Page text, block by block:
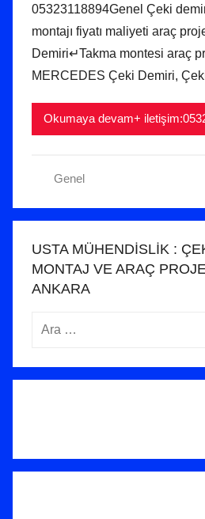
s
t
o
s
2
r
ö
05323118894Genel Çeki
montajı fiyatı maliyeti araç
Demiri↵Takma montesi araç
MERCEDES Çeki Demiri,
Okumaya devam+
Genel
USTA MÜHENDİSLİK :
MONTAJ VE ARAÇ
ANKARA
Arama: